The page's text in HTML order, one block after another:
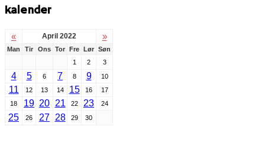
kalender
« April 2022 »
Man Tir Ons Tor Fre Lør Søn
1
2 3
4 5 6 7 8 9 10
11 12 13 14 15 16
17
18
19 20 21 22 23 24
25 26 27 28 29 30